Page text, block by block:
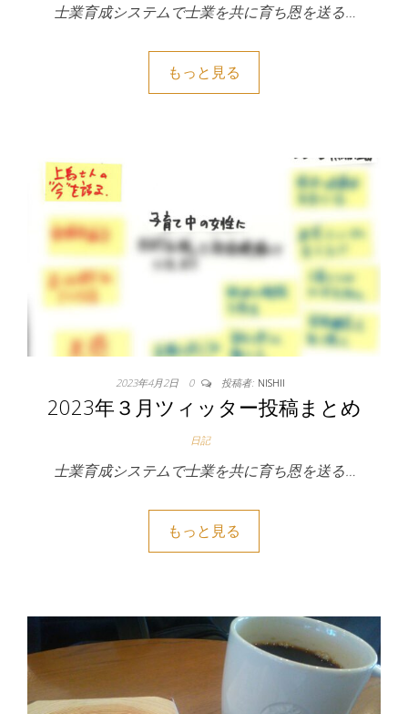
士業育成システムで士業を共に育ち恩を送る…
もっと見る
2023年4月2日 0 投稿者: NISHII
2023年３月ツィッター投稿まとめ
日記
士業育成システムで士業を共に育ち恩を送る…
もっと見る